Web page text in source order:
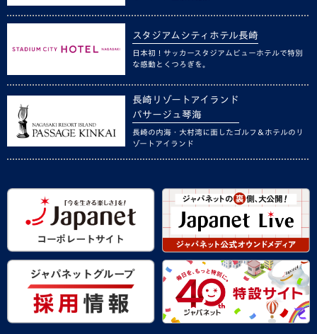
スタジアムシティホテル長崎
日本初！サッカースタジアムビューホテルで特別
な感動とくつろぎを。
長崎リゾートアイランド
パサージュ琴海
長崎の内海・大村湾に面したゴルフ＆ホテルのリ
ゾートアイランド